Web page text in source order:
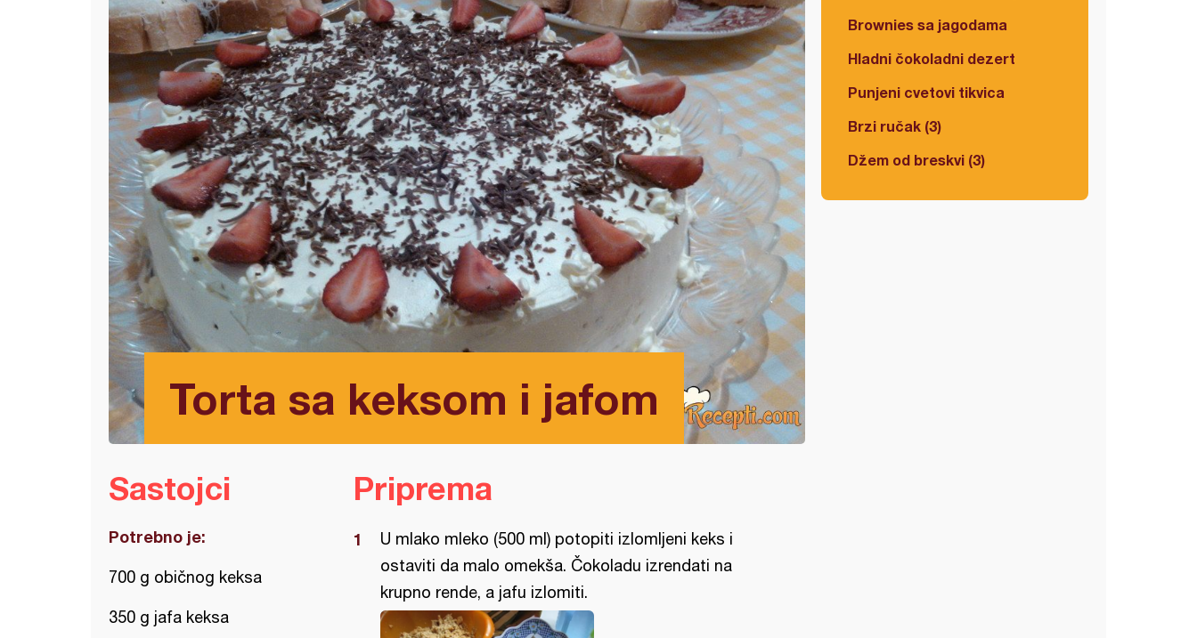
Torta sa keksom i jafom
Brownies sa jagodama
Hladni čokoladni dezert
Punjeni cvetovi tikvica
Brzi ručak (3)
Džem od breskvi (3)
Sastojci
Potrebno je:
700 g običnog keksa
350 g jafa keksa
Priprema
U mlako mleko (500 ml) potopiti izlomljeni keks i
ostaviti da malo omekša. Čokoladu izrendati na
krupno rende, a jafu izlomiti.